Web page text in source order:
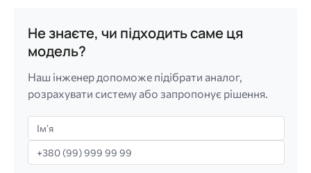
Не знаєте, чи підходить саме ця
модель?
Наш інженер допоможе підібрати аналог,
розрахувати систему або запропонує рішення.
Імʼя
Телефон